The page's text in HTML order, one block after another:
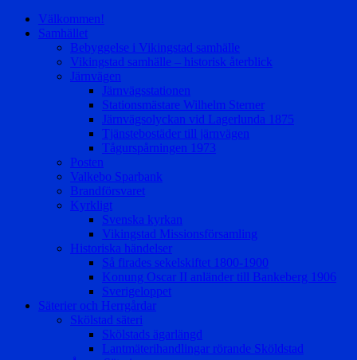
Välkommen!
Samhället
Bebyggelse i Vikingstad samhälle
Vikingstad samhälle – historisk återblick
Järnvägen
Järnvägsstationen
Stationsmästare Wilhelm Sterner
Järnvägsolyckan vid Lagerlunda 1875
Tjänstebostäder till järnvägen
Tågurspårningen 1973
Posten
Valkebo Sparbank
Brandförsvaret
Kyrkligt
Svenska kyrkan
Vikingstad Missionsförsamling
Historiska händelser
Så firades sekelskiftet 1800-1900
Konung Oscar II anländer till Bankeberg 1906
Sverigeloppet
Säterier och Herrgårdar
Skölstad säteri
Skölstads ägarlängd
Lantmäterihandlingar rörande Sköldstad